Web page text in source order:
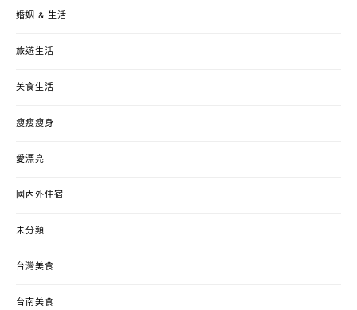
婚姻 & 生活
旅遊生活
美食生活
瘦瘦瘦身
愛漂亮
國內外住宿
未分類
台灣美食
台南美食